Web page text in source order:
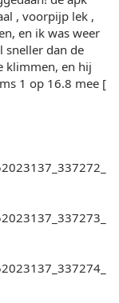
, voorpijp lek ,
en ik was weer
sneller dan de
klimmen, en hij
1 op 16.8 mee [